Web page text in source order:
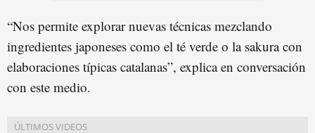
“Nos permite explorar nuevas técnicas mezclando
ingredientes japoneses como el té verde o la sakura con
elaboraciones típicas catalanas”, explica en conversación
con este medio.